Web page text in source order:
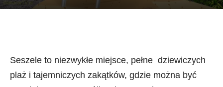
Seszele to niezwykłe miejsce, pełne dziewiczych
plaż i tajemniczych zakątków, gdzie można być